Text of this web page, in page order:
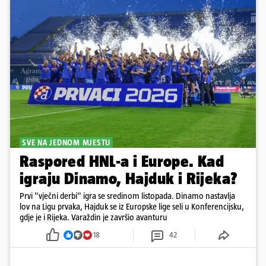
SVE NA JEDNOM MJESTU
Raspored HNL-a i Europe. Kad
igraju Dinamo, Hajduk i Rijeka?
Prvi "vječni derbi" igra se sredinom listopada. Dinamo nastavlja
lov na Ligu prvaka, Hajduk se iz Europske lige seli u Konferencijsku,
gdje je i Rijeka. Varaždin je završio avanturu
18 42